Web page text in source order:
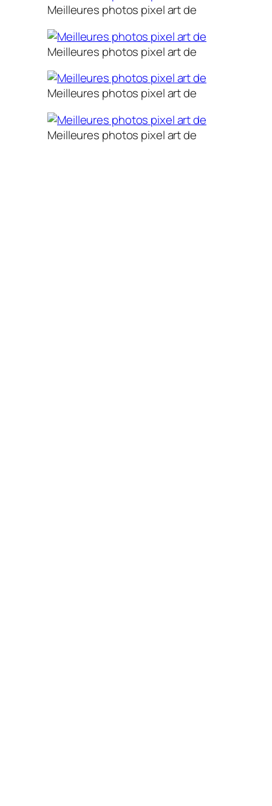
Meilleures photos pixel art de
Meilleures photos pixel art de
Meilleures photos pixel art de
Meilleures photos pixel art de